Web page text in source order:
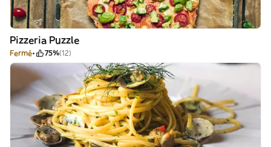
Pizzeria Puzzle
Fermé 75%(12)